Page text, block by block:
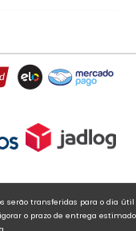
serão transferidas para o dia útil
o prazo de entrega estimado